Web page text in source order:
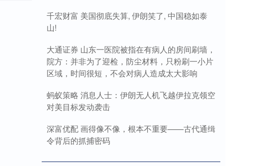
千宏财富 美国彻底失算, 伊朗笑了, 中国稳如泰
山!
大通证券 山东一医院被指在有病人的房间刷墙，
院方：并非为了迎检，防尘材料，只粉刷一小片
区域，时间很短，不会对病人造成太大影响
蚂蚁策略 消息人士：伊朗无人机飞越伊拉克领空
对美目标发动袭击
深富优配 画得像不像，根本不重要——古代通缉
令背后的抓捕密码